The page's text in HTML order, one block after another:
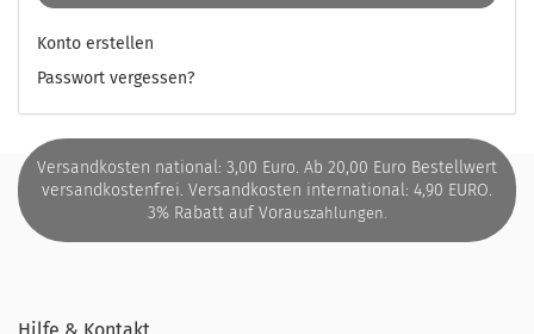
Konto erstellen
Passwort vergessen?
Versandkosten national: 3,00 Euro. Ab 20,00 Euro Bestellwert
versandkostenfrei. Versandkosten international: 4,90 EURO.
3% Rabatt auf Vorauszahlungen.